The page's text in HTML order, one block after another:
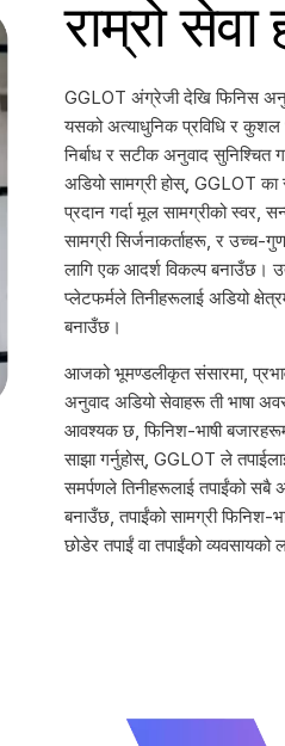
राम्रो सेवा
GGLOT अंग्रेजी देखि फिनिस
यसको अत्याधुनिक प्रविधि र कुशल
निर्बाध र सटीक अनुवाद सुनिश्चित
अडियो सामग्री होस्, GGLOT
प्रदान गर्दा मूल सामग्रीको स्वर,
सामग्री सिर्जनाकर्ताहरू, र
लागि एक आदर्श विकल्प बनाउँछ।
प्लेटफर्मले तिनीहरूलाई अडियो
बनाउँछ।
आजको भूमण्डलीकृत संसारमा,
अनुवाद अडियो सेवाहरू ती भाषा
आवश्यक छ, फिनिश-भाषी
साझा गर्नुहोस्, GGLOT ले
समर्पणले तिनीहरूलाई तपाईंको
बनाउँछ, तपाईंको सामग्री फिनिश-
छोडेर तपाईं वा तपाईंको व्यवसायको